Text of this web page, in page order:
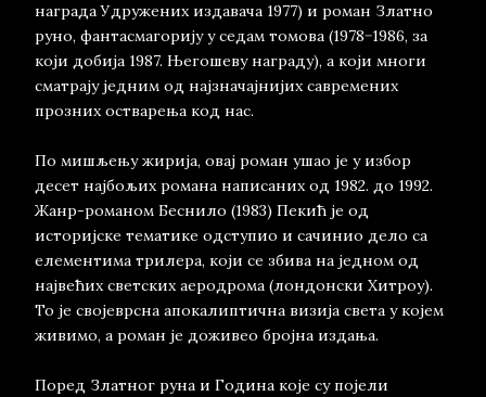
награда Удружених издавача 1977) и роман Златно
руно, фантасмагорију у седам томова (1978−1986, за
који добија 1987. Његошеву награду), а који многи
сматрају једним од најзначајнијих савремених
прозних остварења код нас.
По мишљењу жирија, овај роман ушао је у избор
десет најбољих романа написаних од 1982. до 1992.
Жанр-романом Беснило (1983) Пекић је од
историјске тематике одступио и сачинио дело са
елементима трилера, који се збива на једном од
највећих светских аеродрома (лондонски Хитроу).
То је својеврсна апокалиптична визија света у којем
живимо, а роман је доживео бројна издања.
Поред Златног руна и Година које су појели